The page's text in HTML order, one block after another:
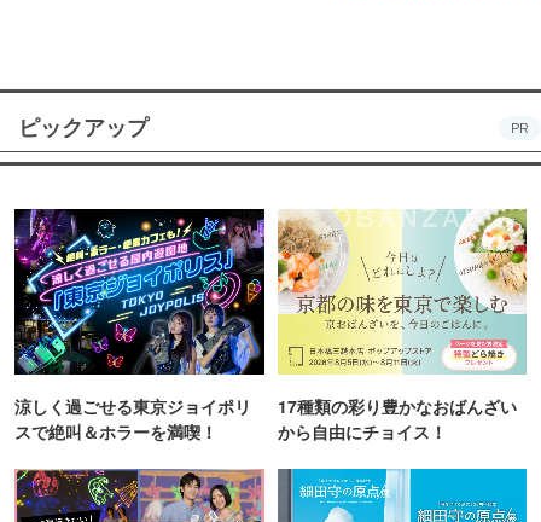
ピックアップ PR
涼しく過ごせる東京ジョイポリ
スで絶叫＆ホラーを満喫！
17種類の彩り豊かなおばんざい
から自由にチョイス！